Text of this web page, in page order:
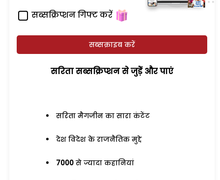
सब्सक्रिप्शन गिफ्ट करें
सब्सक्राइब करें
सरिता सब्सक्रिप्शन से जुड़ेें और पाएं
सरिता मैगजीन का सारा कंटेंट
देश विदेश के राजनैतिक मुद्दे
7000 से ज्यादा कहानियां